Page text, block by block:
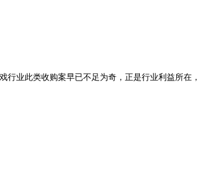
行业此类收购案早已不足为奇，正是行业利益所在，